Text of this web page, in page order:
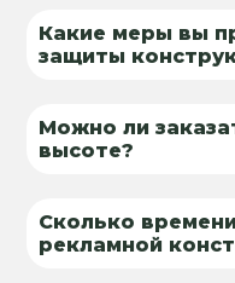
Какие меры вы
защиты
Можно ли
высоте?
Сколько
рекламной